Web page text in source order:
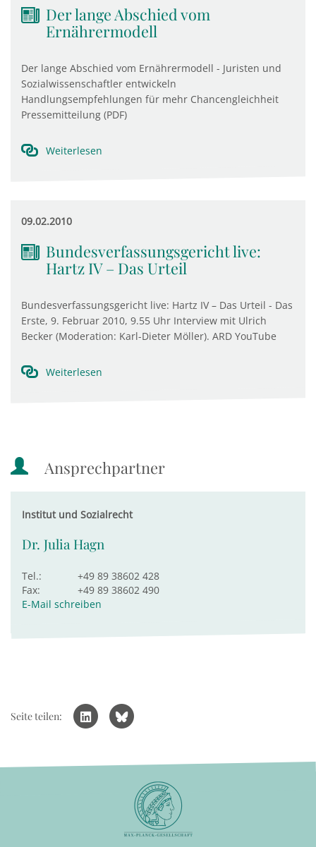
Der lange Abschied vom
Ernährermodell
Der lange Abschied vom Ernährermodell - Juristen und
Sozialwissenschaftler entwickeln
Handlungsempfehlungen für mehr Chancengleichheit
Pressemitteilung (PDF)
Weiterlesen
09.02.2010
Bundesverfassungsgericht live:
Hartz IV – Das Urteil
Bundesverfassungsgericht live: Hartz IV – Das Urteil - Das
Erste, 9. Februar 2010, 9.55 Uhr Interview mit Ulrich
Becker (Moderation: Karl-Dieter Möller). ARD YouTube
Weiterlesen
Ansprechpartner
Institut und Sozialrecht
Dr. Julia Hagn
Tel.:
+49 89 38602 428
Fax:
+49 89 38602 490
E-Mail schreiben
Seite teilen: